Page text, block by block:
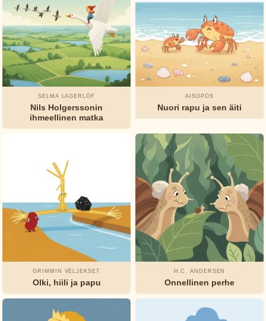
TUNNELMA
&
FORMAATTI
Iltasadut
Klassikoita
Huumori
Mysteerit
Charles
Perrault
Elsa
Beskow
George
Grimmin
H.C.
Andersen
Marie
Leprince
de
Beaumont
SELMA LAGERLÖF
Nils Holgerssonin
ihmeellinen matka
AISOPOS
Nuori rapu ja sen äiti
GRIMMIN VELJEKSET
Olki, hiili ja papu
H.C. ANDERSEN
Onnellinen perhe